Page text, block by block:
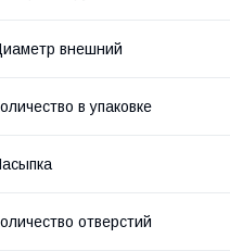
внешний
в упаковке
отверстий